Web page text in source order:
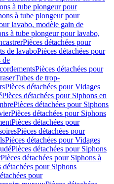
à tube plongeur pour
à tube plongeur pour
lavabo, modèle gain de
à tube plongeur pour lavabo,
Pièces détachées pour
de lavaboPièces détachées pour
de
Pièces détachées pour
Tubes de trop-
Pièces détachées pour Vidages
Pièces détachées pour Siphons en
Pièces détachées pour Siphons
Pièces détachées pour Siphons
Pièces détachées pour
Pièces détachées pour
Pièces détachées pour Vidages
Pièces détachées pour Siphons
Pièces détachées pour Siphons à
détachées pour Siphons
pour